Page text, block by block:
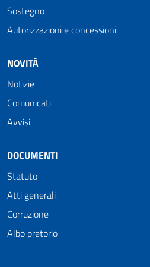
Sostegno
Autorizzazioni e concessioni
NOVITÀ
Notizie
Comunicati
Avvisi
DOCUMENTI
Statuto
Atti generali
Corruzione
Albo pretorio